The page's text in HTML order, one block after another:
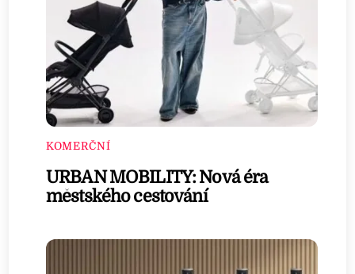
KOMERČNÍ
URBAN MOBILITY: Nová éra
městského cestování